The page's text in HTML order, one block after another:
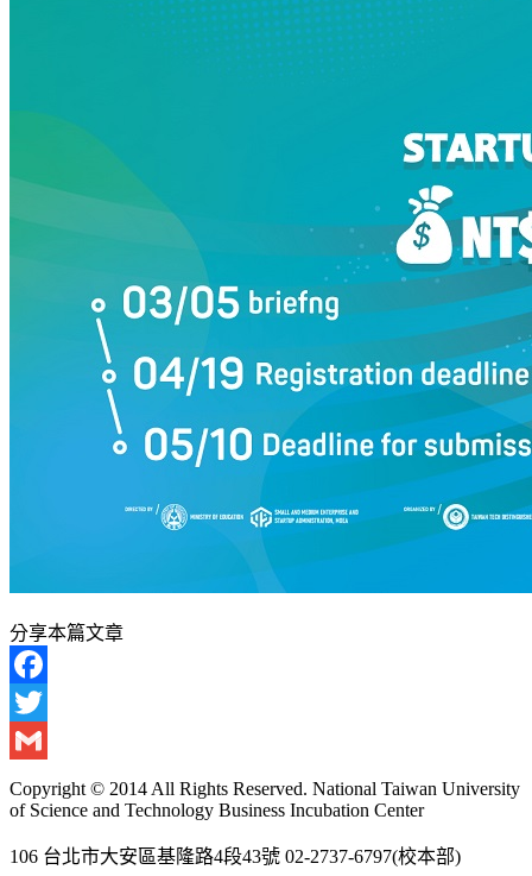
分享本篇文章
Facebook
Twitter
Gmail
Copyright © 2014 All Rights Reserved. National Taiwan University
of Science and Technology Business Incubation Center
106 台北市大安區基隆路4段43號 02-2737-6797(校本部)